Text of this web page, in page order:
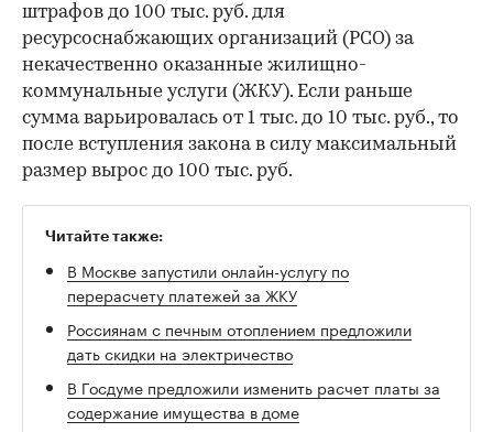
штрафов до 100 тыс. руб. для
ресурсоснабжающих организаций (РСО) за
некачественно оказанные жилищно-
коммунальные услуги (ЖКУ). Если раньше
сумма варьировалась от 1 тыс. до 10 тыс. руб., то
после вступления закона в силу максимальный
размер вырос до 100 тыс. руб.
Читайте также:
В Москве запустили онлайн-услугу по
перерасчету платежей за ЖКУ
Россиянам с печным отоплением предложили
дать скидки на электричество
В Госдуме предложили изменить расчет платы за
содержание имущества в доме